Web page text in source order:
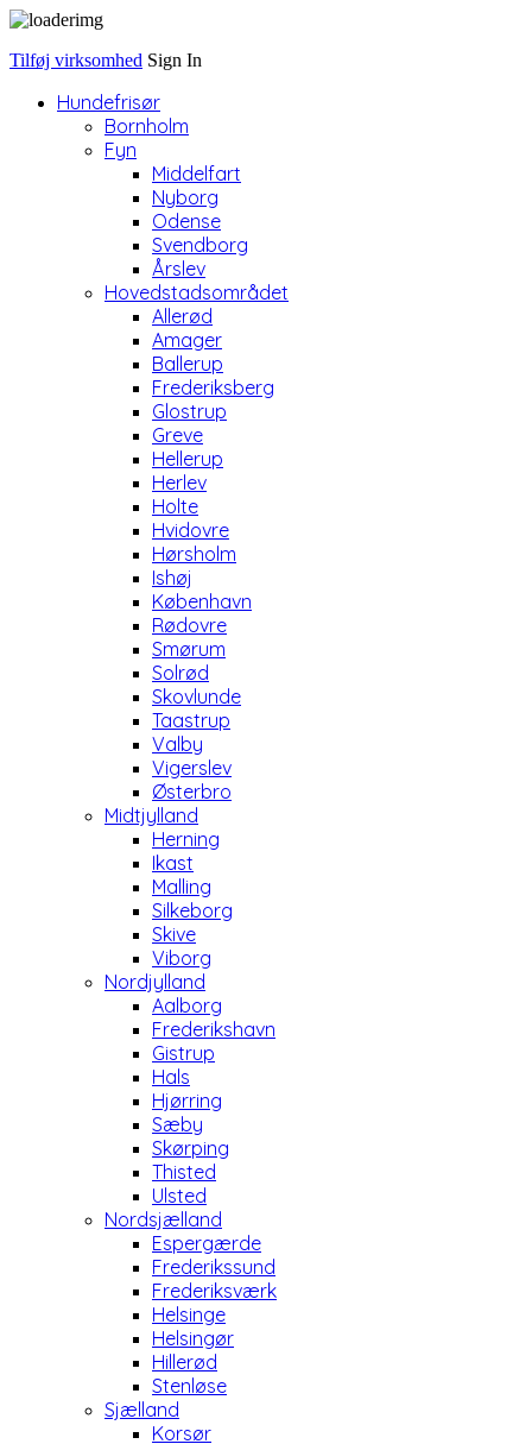
Tilføj virksomhed Sign In
Hundefrisør
Bornholm
Fyn
Middelfart
Nyborg
Odense
Svendborg
Årslev
Hovedstadsområdet
Allerød
Amager
Ballerup
Frederiksberg
Glostrup
Greve
Hellerup
Herlev
Holte
Hvidovre
Hørsholm
Ishøj
København
Rødovre
Smørum
Solrød
Skovlunde
Taastrup
Valby
Vigerslev
Østerbro
Midtjylland
Herning
Ikast
Malling
Silkeborg
Skive
Viborg
Nordjylland
Aalborg
Frederikshavn
Gistrup
Hals
Hjørring
Sæby
Skørping
Thisted
Ulsted
Nordsjælland
Espergærde
Frederikssund
Frederiksværk
Helsinge
Helsingør
Hillerød
Stenløse
Sjælland
Korsør